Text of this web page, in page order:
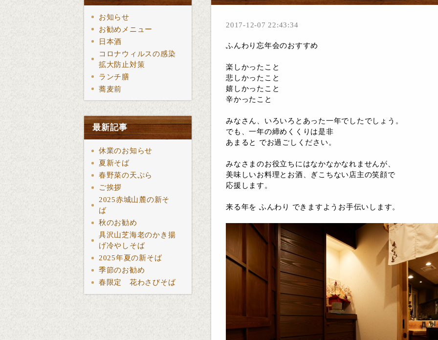
お知らせ
お勧めメニュー
日本酒
コロナウィルスの感染
拡大防止対策
ランチ膳
蕎麦前
最新記事
休業のお知らせ
夏新そば
春野菜の天ぷら
ご挨拶
2025赤城山麓の新そ
ば
秋のお勧め
具沢山芝海老のかき揚
げ冷やしそば
2025年夏の新そば
季節のお勧め
春限定 花わさびそば
2017-12-07 22:43:34
ふんわり忘年会のおすすめ
楽しかったこと
悲しかったこと
嬉しかったこと
辛かったこと
みなさん、いろいろとあった一年でしたでしょう。
でも、一年の締めくくりは是非
あまると でお過ごしください。
みなさまのお役立ちにはなかなかなれませんが、
美味しいお料理とお酒、ぎこちない店主の笑顔で
応援します。
来る年を ふんわり できますようお手伝いします。